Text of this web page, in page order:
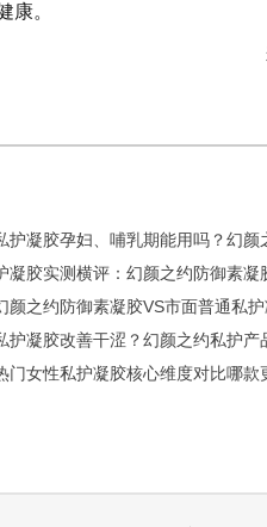
康。
护凝胶孕妇、哺乳期能用吗？幻颜
护凝胶改善干涩？幻颜之约私护产
门女性私护凝胶核心维度对比哪款